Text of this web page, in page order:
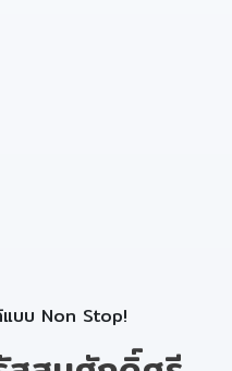
บบ Non Stop!